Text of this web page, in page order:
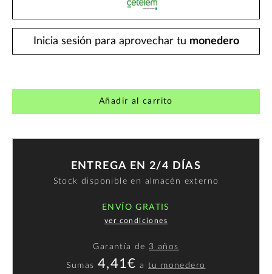
Inicia sesión para aprovechar tu monedero
Añadir al carrito
ENTREGA EN 2/4 DÍAS
Stock disponible en almacén externo
ENVÍO GRATIS
ver condiciones
Garantía de 3 años
Sumas 4,41€ atu monedero